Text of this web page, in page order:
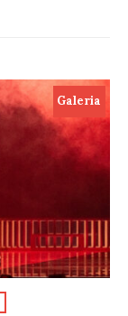
Galeria